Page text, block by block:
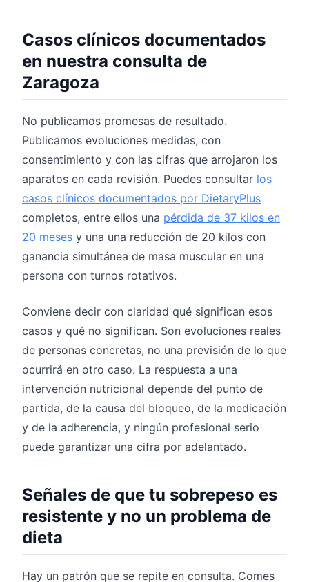
Casos clínicos documentados
en nuestra consulta de
Zaragoza
No publicamos promesas de resultado.
Publicamos evoluciones medidas, con
consentimiento y con las cifras que arrojaron los
aparatos en cada revisión. Puedes consultar los
casos clínicos documentados por DietaryPlus
completos, entre ellos una pérdida de 37 kilos en
20 meses y una una reducción de 20 kilos con
ganancia simultánea de masa muscular en una
persona con turnos rotativos.
Conviene decir con claridad qué significan esos
casos y qué no significan. Son evoluciones reales
de personas concretas, no una previsión de lo que
ocurrirá en otro caso. La respuesta a una
intervención nutricional depende del punto de
partida, de la causa del bloqueo, de la medicación
y de la adherencia, y ningún profesional serio
puede garantizar una cifra por adelantado.
Señales de que tu sobrepeso es
resistente y no un problema de
dieta
Hay un patrón que se repite en consulta. Comes